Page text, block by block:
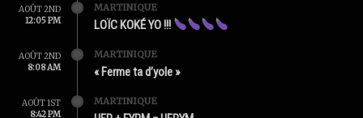
AOÛT 2ND
12:05 PM
MARTINIQUE
LOÏC KOKÉ YO !!!
AOÛT 2ND
8:08 AM
MARTINIQUE
« Ferme ta d’yole »
AOÛT 1ST
8:42 PM
MARTINIQUE